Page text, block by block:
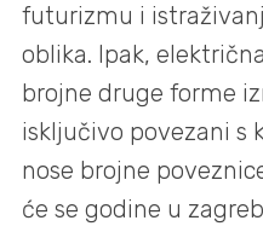
futurizmu i
oblika. Ipak,
brojne druge forme
isključivo povezani s
nose brojne
će se godine u